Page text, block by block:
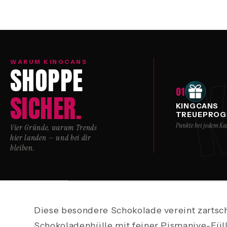
WARUM KINGCANS
SHOPPE
SICHER.
Vier Gründe, warum Trends
hier landen — und bei dir
bleiben.
01
KINGCANS
Punkte bei jedem
Diese besondere Schokolade vereint